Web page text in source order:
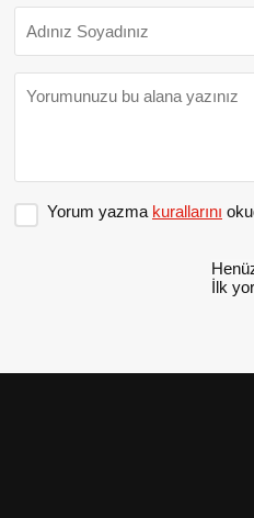
Yorum yazma kurallarını
İlk